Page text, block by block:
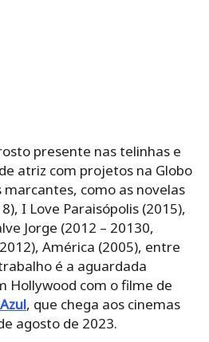
presente nas telinhas e
atriz com projetos na Globo
como as novelas
I Love Paraisópolis (2015),
Jorge (2012 – 20130,
América (2005), entre
é a aguardada
Hollywood com o filme de
, que chega aos cinemas
agosto de 2023.